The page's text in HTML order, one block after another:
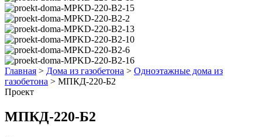
Главная > Дома из газобетона > Одноэтажные дома из
газобетона > МПКД-220-Б2
Проект
МПКД-220-Б2